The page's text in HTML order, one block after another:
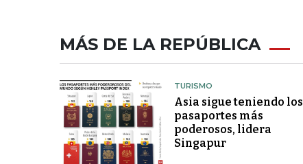
MÁS DE LA REPÚBLICA
TURISMO
Asia sigue teniendo los
pasaportes más
poderosos, lidera
Singapur